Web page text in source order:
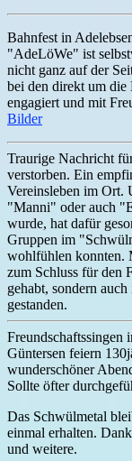
Bahnfest in
"AdeLöWe" ist
nicht ganz auf der
bei den direkt um die
engagiert und mit
Bilder
Traurige Nachricht
verstorben. Ein
Vereinsleben im Ort.
"Manni" oder auch
wurde, hat dafür
Gruppen im
wohlfühlen konnten.
zum Schluss für den
gehabt, sondern
gestanden.
Freundschaftssingen
Güntersen feiern
wunderschöner
Sollte öfter
Das Schwülmetal
einmal erhalten.
und weitere.